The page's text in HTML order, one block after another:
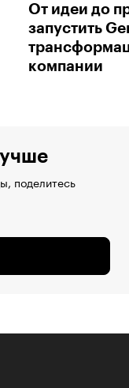
От идеи до
запустить
компании
поделитесь